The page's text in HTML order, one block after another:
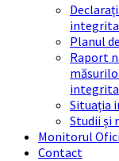
Planul
Raport
Situația
Studii și
Monitorul
Contact